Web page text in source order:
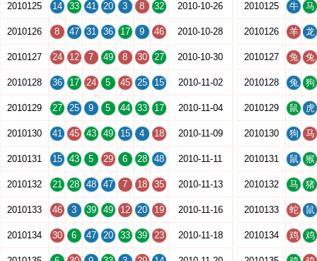
2010125 14 33 41 20 3 8 32 2010-10-26
2010126 8 47 31 36 17 9 46 2010-10-28
2010127 24 12 7 49 8 30 27 2010-10-30
2010128 36 17 24 5 45 25 15 2010-11-02
2010129 27 25 9 5 44 33 17 2010-11-04
2010130 41 45 43 49 15 4 18 2010-11-09
2010131 15 43 5 29 6 28 48 2010-11-11
2010132 21 28 48 47 7 18 35 2010-11-13
2010133 46 3 39 49 12 20 19 2010-11-16
2010134 30 6 47 20 33 39 23 2010-11-18
2010125 牛 马
2010126 羊 龙
2010127 兔 兔
2010128 兔 狗
2010129 鼠 虎
2010130 狗 马
2010131 鼠 猴
2010132 马 猪
2010133 蛇 鼠
2010134 鸡 鸡